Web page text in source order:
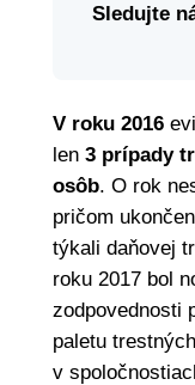
Sledujte
V roku 2016
len 3 prípady
osôb. O rok
pričom
týkali daňovej
roku 2017 bol
zodpovednosti
paletu
v